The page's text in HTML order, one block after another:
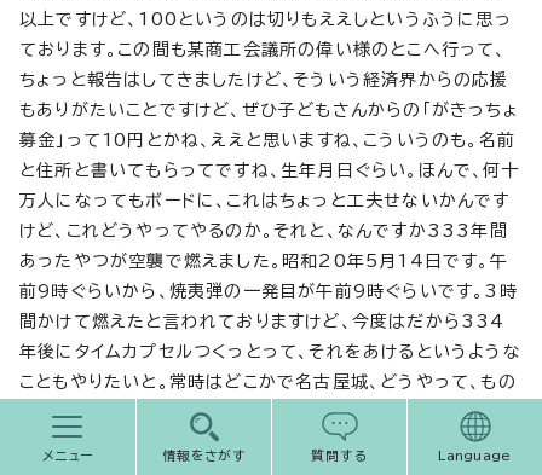
以上ですけど、100というのは切りもええしというふうに思っ
ております。この間も某商工会議所の偉い様のとこへ行って、
ちょっと報告はしてきましたけど、そういう経済界からの応援
もありがたいことですけど、ぜひ子どもさんからの「がきっちょ
募金」って10円とかね、ええと思いますね、こういうのも。名前
と住所と書いてもらってですね、生年月日ぐらい。ほんで、何十
万人になってもボードに、これはちょっと工夫せないかんです
けど、これどうやってやるのか。それと、なんですか333年間
あったやつが空襲で燃えました。昭和20年5月14日です。午
前9時ぐらいから、焼夷弾の一発目が午前9時ぐらいです。3時
間かけて燃えたと言われておりますけど、今度はだから334
年後にタイムカプセルつくっとって、それをあけるというような
こともやりたいと。常時はどこかで名古屋城、どうやって、もの
すごい数だと思うに、10円募金やりますと、すごいですけど、こ
れはいいと思いますよ。みんな今の子どもさんたちが50、60
メニュー 情報をさがす 質問する Language